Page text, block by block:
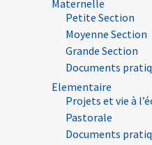
Maternelle
Petite Section
Moyenne Section
Grande Section
Documents
Elementaire
Projets et vie à
Pastorale
Documents